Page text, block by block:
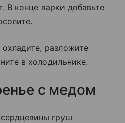
В конце варки добавьте
разложите
в холодильнике.
с медом
груш